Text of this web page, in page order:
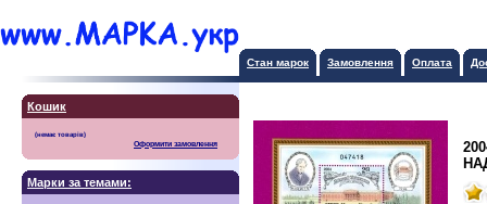
Стан марок Замовлення Оплата
Кошик
Оформити замовлення
Марки за темами: